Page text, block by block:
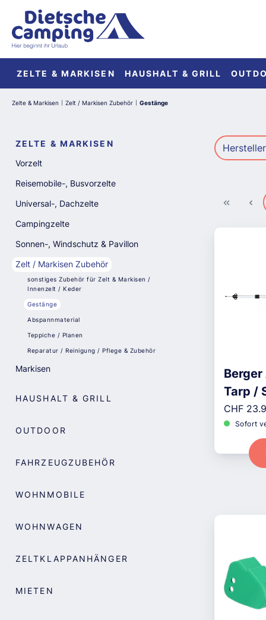
Zur Hauptnavigation springen
ZELTE & MARKISEN HAUSHALT & GRILL
Zelte & Markisen Zelt / Markisen Zubehör Gestänge
ZELTE & MARKISEN
Vorzelt
Reisemobile-, Busvorzelte
Universal-, Dachzelte
Campingzelte
Sonnen-, Windschutz & Pavillon
Zelt / Markisen Zubehör
sonstiges Zubehör für Zelt & Markisen /
Innenzelt / Keder
Gestänge
Abspannmaterial
Teppiche / Planen
Reparatur / Reinigung / Pflege & Zubehör
Markisen
HAUSHALT & GRILL
OUTDOOR
FAHRZEUGZUBEHÖR
WOHNMOBILE
WOHNWAGEN
ZELTKLAPPANHÄNGER
MIETEN
Hersteller
Tarp /
CHF
Sofort